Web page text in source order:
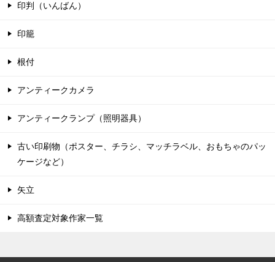
印判（いんばん）
印籠
根付
アンティークカメラ
アンティークランプ（照明器具）
古い印刷物（ポスター、チラシ、マッチラベル、おもちゃのパッ
ケージなど）
矢立
高額査定対象作家一覧